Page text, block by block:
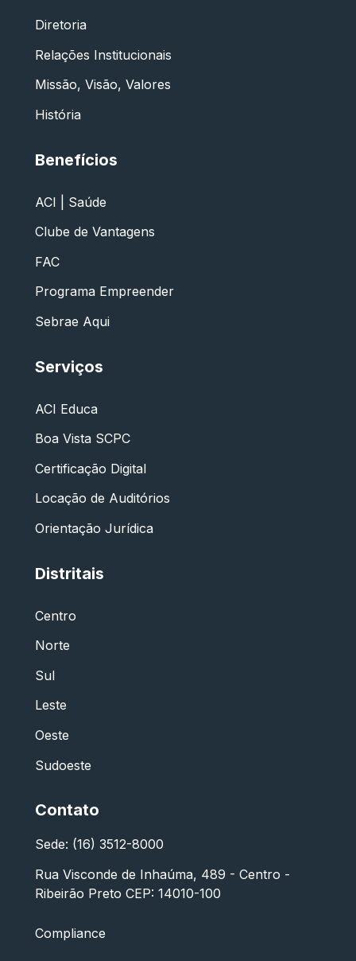
Diretoria
Relações Institucionais
Missão, Visão, Valores
História
Benefícios
ACI | Saúde
Clube de Vantagens
FAC
Programa Empreender
Sebrae Aqui
Serviços
ACI Educa
Boa Vista SCPC
Certificação Digital
Locação de Auditórios
Orientação Jurídica
Distritais
Centro
Norte
Sul
Leste
Oeste
Sudoeste
Contato
Sede: (16) 3512-8000
Rua Visconde de Inhaúma, 489 - Centro -
Ribeirão Preto CEP: 14010-100
Compliance